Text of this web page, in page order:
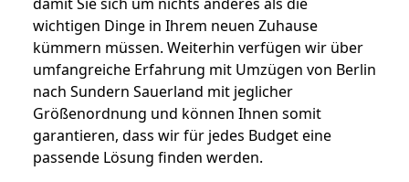
wichtigen Dinge in Ihrem neuen Zuhause
kümmern müssen. Weiterhin verfügen wir über
umfangreiche Erfahrung mit Umzügen von Berlin
nach Sundern Sauerland mit jeglicher
Größenordnung und können Ihnen somit
garantieren, dass wir für jedes Budget eine
passende Lösung finden werden.